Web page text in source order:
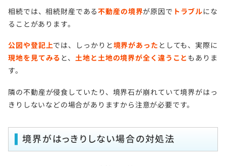
相続では、相続財産である不動産の境界が原因で トラブルにな
ることがあります。
公図や登記上では、しっかりと境界があった としても、実際に
現地を見てみる と、土地と土地の境界が全く違うこと もありま
す。
隣の不動産が侵食していたり、境界石が崩れていて境界がはっ
きりしないなどの場合がありますから注意が必要です。
境界がはっきりしない場合の対処法